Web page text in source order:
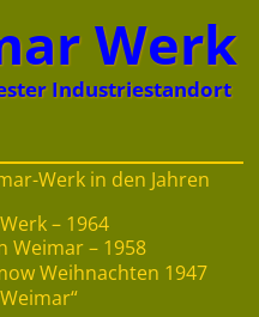
Werk
Industriestandort
Werk in den Jahren
– 1964
Weimar – 1958
Weihnachten 1947